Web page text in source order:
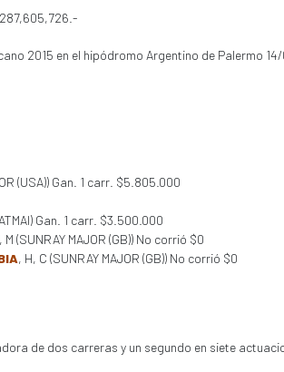
2015 en el hipódromo Argentino de Palermo
(USA)) Gan. 1 carr. $5.805.000
Gan. 1 carr. $3.500.000
M (SUNRAY MAJOR (GB)) No corrió $0
, H, C (SUNRAY MAJOR (GB)) No corrió $0
de dos carreras y un segundo en siete